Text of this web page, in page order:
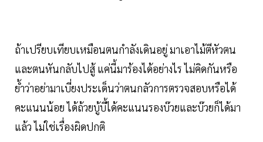
ถ้าเปรียบเทียบเหมือนตนกำลังเดินอยู่ มาเอาไม้ตีหัวตน
และตนหันกลับไปสู้ แค่นี้มาร้องได้อย่างไร ไม่คิดกันหรือ
ย้ำว่าอย่ามาเบี่ยงประเด็นว่าตนกลัวการตรวจสอบหรือได้
คะแนนน้อย ได้ถ้วยบู้บี้ได้คะแนนรองบ๊วยและบ๊วยก็ได้มา
แล้ว ไม่ใช่เรื่องผิดปกติ